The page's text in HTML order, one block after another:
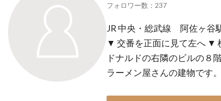
フォロワー数：237
JR 中央・総武線 阿佐ヶ谷
▼ 交番を正面に見て左へ ▼
ドナルドの右隣のビルの８
ラーメン屋さんの建物です